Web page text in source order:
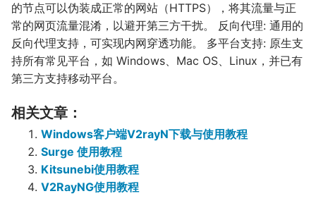
的节点可以伪装成正常的网站（HTTPS），将其流量与正
常的网页流量混淆，以避开第三方干扰。 反向代理: 通用的
反向代理支持，可实现内网穿透功能。 多平台支持: 原生支
持所有常见平台，如 Windows、Mac OS、Linux，并已有
第三方支持移动平台。
相关文章：
Windows客户端V2rayN下载与使用教程
Surge 使用教程
Kitsunebi使用教程
V2RayNG使用教程